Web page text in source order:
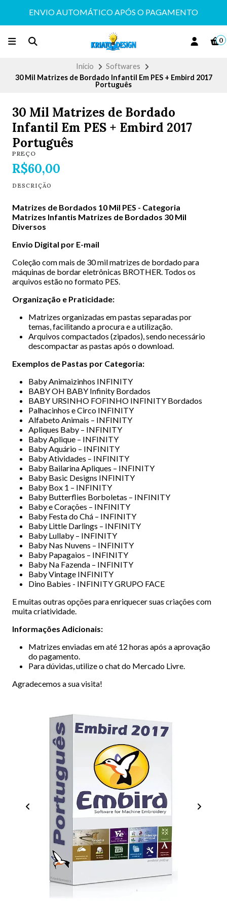
ENVIO AUTOMÁTICO APÓS O PAGAMENTO
0
Início
Softwares
30 Mil Matrizes de Bordado Infantil Em PES + Embird 2017
Português
30 Mil Matrizes de Bordado
Infantil Em PES + Embird 2017
Português
PREÇO
R$60,00
DESCRIÇÃO
Matrizes de Bordados 10 Mil PES - Categoria
Matrizes Infantis Matrizes de Bordados 30 Mil
Diversos
Envio Digital por E-mail
Coleção com mais de 30 mil matrizes de bordado para
máquinas de bordar eletrônicas BROTHER. Todos os
arquivos estão no formato PES.
Organização e Praticidade:
Matrizes organizadas em pastas separadas por
temas, facilitando a procura e a utilização.
Arquivos compactados (zipados), sendo necessário
descompactar as pastas após o download.
Exemplos de Pastas por Categoria:
Baby Animaizinhos INFINITY
BABY OH BABY Infinity Bordados
BABY URSINHO FOFINHO INFINITY Bordados
Palhacinhos e Circo INFINITY
Alfabeto Animais – INFINITY
Apliques Baby – INFINITY
Baby Aplique – INFINITY
Baby Aquário – INFINITY
Baby Atividades – INFINITY
Baby Bailarina Apliques – INFINITY
Baby Basic Designs INFINITY
Baby Box 1 – INFINITY
Baby Butterflies Borboletas – INFINITY
Baby e Corações – INFINITY
Baby Festa do Chá – INFINITY
Baby Little Darlings – INFINITY
Baby Lullaby – INFINITY
Baby Nas Nuvens – INFINITY
Baby Papagaios – INFINITY
Baby Na Fazenda – INFINITY
Baby Vintage INFINITY
Dino Babies - INFINITY GRUPO FACE
E muitas outras opções para enriquecer suas criações com
muita criatividade.
Informações Adicionais:
Matrizes enviadas em até 12 horas após a aprovação
do pagamento.
Para dúvidas, utilize o chat do Mercado Livre.
Agradecemos a sua visita!